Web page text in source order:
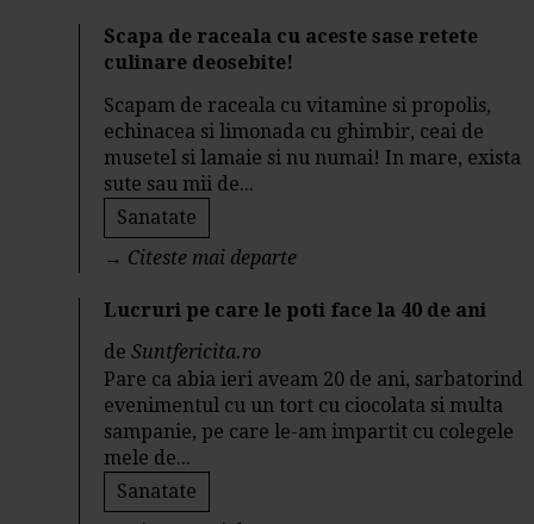
Scapa de raceala cu aceste sase retete
culinare deosebite!
Scapam de raceala cu vitamine si propolis,
echinacea si limonada cu ghimbir, ceai de
musetel si lamaie si nu numai! In mare, exista
sute sau mii de...
Sanatate
→ Citeste mai departe
Lucruri pe care le poti face la 40 de ani
deSuntfericita.ro
Pare ca abia ieri aveam 20 de ani, sarbatorind
evenimentul cu un tort cu ciocolata si multa
sampanie, pe care le-am impartit cu colegele
mele de...
Sanatate